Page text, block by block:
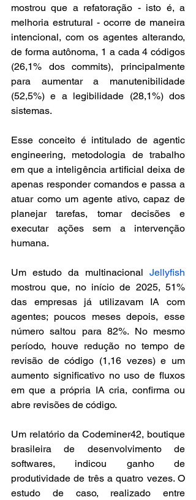
mostrou que a refatoração - isto é, a
melhoria estrutural - ocorre de maneira
intencional, com os agentes alterando,
de forma autônoma, 1 a cada 4 códigos
(26,1% dos commits), principalmente
para aumentar a manutenibilidade
(52,5%) e a legibilidade (28,1%) dos
sistemas.
Esse conceito é intitulado de agentic
engineering, metodologia de trabalho
em que a inteligência artificial deixa de
apenas responder comandos e passa a
atuar como um agente ativo, capaz de
planejar tarefas, tomar decisões e
executar ações sem a intervenção
humana.
Um estudo da multinacional Jellyfish
mostrou que, no início de 2025, 51%
das empresas já utilizavam IA com
agentes; poucos meses depois, esse
número saltou para 82%. No mesmo
período, houve redução no tempo de
revisão de código (1,16 vezes) e um
aumento significativo no uso de fluxos
em que a própria IA cria, confirma ou
abre revisões de código.
Um relatório da Codeminer42, boutique
brasileira de desenvolvimento de
softwares, indicou ganho de
produtividade de três a quatro vezes. O
estudo de caso, realizado entre